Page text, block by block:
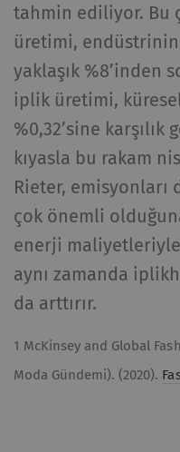
tahmin ediliyor. Bu
üretimi,
yaklaşık %8’inden
iplik üretimi,
%0,32’sine
kıyasla bu rakam
Rieter, emisyonları
çok önemli
enerji
aynı zamanda
da arttırır.
1 McKinsey and Global
Moda Gündemi). (2020).
YouTube
izin
otomatik
çerezleri
verileri
lütfen
seçeneği
IP
yoktur.